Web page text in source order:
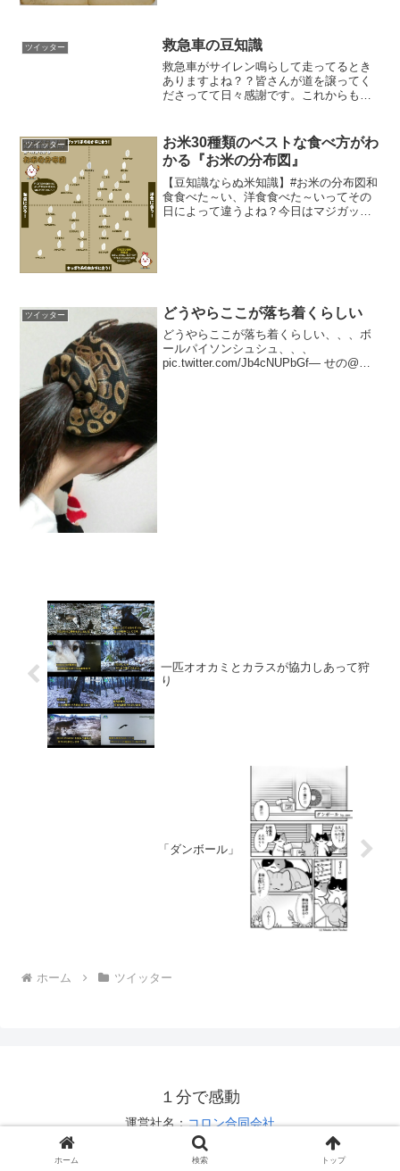
ツイッター 救急車の豆知識
救急車がサイレン鳴らして走ってるとき
ありますよね？？皆さんが道を譲ってく
ださってて日々感謝です。これからもよ
運転手と隊長が乗っていますが、運転手
１人だけの時って、重症患...
ツイッター
お米30種類のベストな食べ方がわ
かる『お米の分布図』
【豆知識ならぬ米知識】#お米の分布図和
食食べた～い、洋食食べた～いってその
日によって違うよね？今日はマジガッツ
ツイッター どうやらここが落ち着くらしい
どうやらここが落ち着くらしい、、、ボ
ールパイソンシュシュ、、、
pic.twitter.com/Jb4cNUPbGf— せの@東
一匹オオカミとカラスが協力しあって狩
り
「ダンボール」
ホーム ツイッター
１分で感動
運営社名：コロン合同会社
お問い合わせは
ホーム 検索 トップ